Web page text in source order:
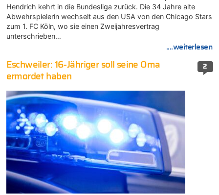
Hendrich kehrt in die Bundesliga zurück. Die 34 Jahre alte
Abwehrspielerin wechselt aus den USA von den Chicago Stars
zum 1. FC Köln, wo sie einen Zweijahresvertrag
unterschrieben…
....weiterlesen
2
Eschweiler: 16-Jähriger soll seine Oma
ermordet haben